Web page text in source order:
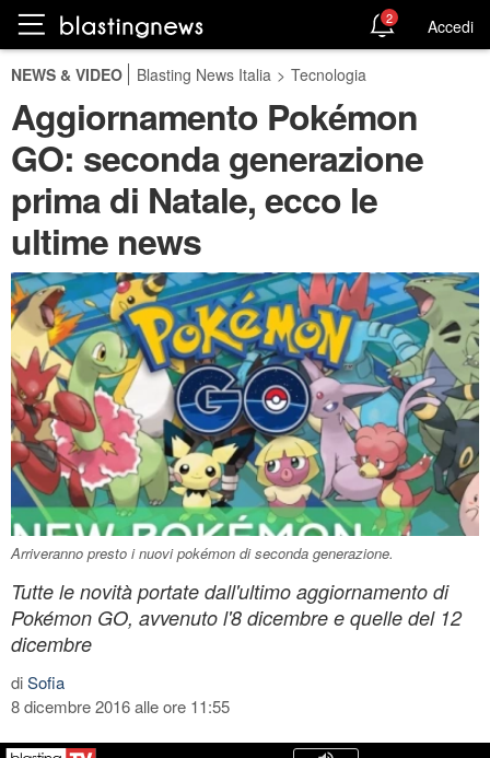
2 Accedi
NEWS & VIDEO Blasting News Italia > Tecnologia
Aggiornamento Pokémon
GO: seconda generazione
prima di Natale, ecco le
ultime news
Arriveranno presto i nuovi pokémon di seconda generazione.
Tutte le novità portate dall'ultimo aggiornamento di
Pokémon GO, avvenuto l'8 dicembre e quelle del 12
dicembre
diSofia
8 dicembre 2016 alle ore 11:55